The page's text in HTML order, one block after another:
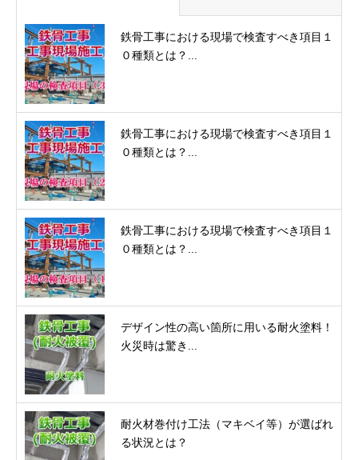
鉄骨工事における現場で検査すべき項目１
０種類とは？...
鉄骨工事における現場で検査すべき項目１
０種類とは？...
鉄骨工事における現場で検査すべき項目１
０種類とは？...
デザイン性の高い箇所に用いる耐火塗料！
火災時は驚き...
耐火材巻付け工法（マキベイ等）が選ばれ
る状況とは？